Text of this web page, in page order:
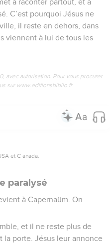
à raconter partout, et à
C’est pourquoi Jésus ne
il reste en dehors, dans
viennent à lui de tous les
avec autorisation. Pour vous procurer
sur www.editionsbiblio.fr
et C anada.
paralysé
à Capernaüm. On
et il ne reste plus de
la porte. Jésus leur annonce